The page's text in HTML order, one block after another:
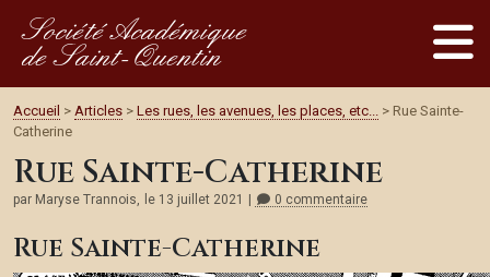
Société Académique
de Saint-Quentin
Accueil > Articles > Les rues, les avenues, les places, etc... > Rue Sainte-
Catherine
Rue Sainte-Catherine
par Maryse Trannois, le 13 juillet 2021 0 commentaire
Rue Sainte-Catherine